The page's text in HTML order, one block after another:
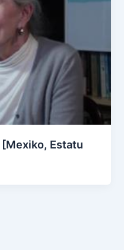
[Mexiko, Estatu